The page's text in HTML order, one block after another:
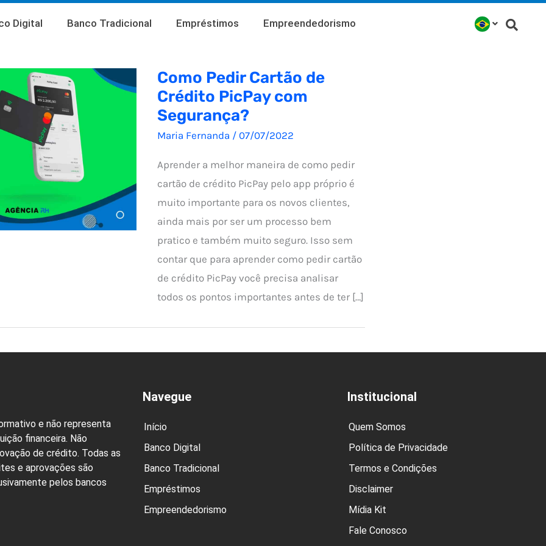
Digital Banco Tradicional Empréstimos Empreendedorismo
Como Pedir Cartão de
Crédito PicPay com
Segurança?
Maria Fernanda / 07/07/2022
Aprender a melhor maneira de como pedir
cartão de crédito PicPay pelo app próprio é
muito importante para os novos clientes,
ainda mais por ser um processo bem
pratico e também muito seguro. Isso sem
contar que para aprender como pedir cartão
de crédito PicPay você precisa analisar
todos os pontos importantes antes de ter […]
e não representa
financeira. Não
de crédito. Todas as
e aprovações são
pelos bancos
Navegue
Início
Banco Digital
Banco Tradicional
Empréstimos
Empreendedorismo
Institucional
Quem Somos
Política de Privacidade
Termos e Condições
Disclaimer
Mídia Kit
Fale Conosco